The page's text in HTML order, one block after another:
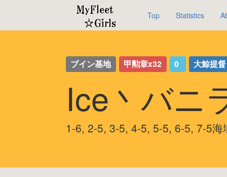
Top Statistics
ブイン基地 甲勲章x32 0 大鯨提督
Ice丶バニ
1-6, 2-5, 3-5, 4-5, 5-5, 6-5, 7-5海